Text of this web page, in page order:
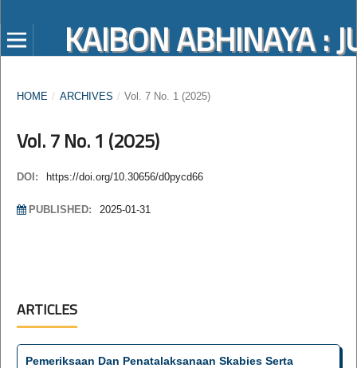
KAIBON ABHINAYA :
HOME / ARCHIVES / Vol. 7 No. 1 (2025)
Vol. 7 No. 1 (2025)
DOI: https://doi.org/10.30656/d0pycd66
PUBLISHED: 2025-01-31
ARTICLES
Pemeriksaan Dan Penatalaksanaan Skabies Serta